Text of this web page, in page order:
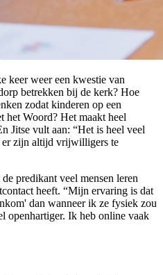
keer weer een kwestie van
betrekken bij de kerk? Hoe
zodat kinderen op een
het Woord? Het maakt heel
Jitse vult aan: “Het is heel veel
er zijn altijd vrijwilligers te
predikant veel mensen leren
heeft. “Mijn ervaring is dat
dan wanneer ik ze fysiek zou
openhartiger. Ik heb online vaak